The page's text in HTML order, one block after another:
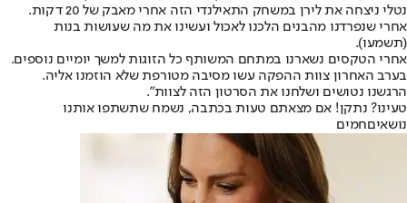
נטלי ניצחה את לירן במשחק התאילנדי הזה אחרי מאבק של 20 דקות.
אחרי שנפרדנו מהבנים הלכנו לאכול ועשינו את מה שעושות בנות
(תשמעו).
אחרי הטקסים נשארנו במתחם המשותף כל הזוגות למשך יומיים נוספים.
בערב האחרון צוות ההפקה עשו מסיבה מטורפת שלא הוזמנו אליה.
הרגשנו נטושים ושלחנו את הסרטון הזה לצוות".
טעינו? נתקן! אם מצאתם טעות בכתבה, נשמח שתשתפו אותנו
נושאיםחמים